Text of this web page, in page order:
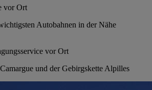
vor Ort
Autobahnen in der Nähe
vor Ort
und der Gebirgskette Alpilles